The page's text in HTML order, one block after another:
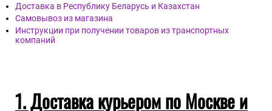
Доставка в Республику Беларусь и Казахстан
Самовывоз из магазина
Инструкции при получении товаров из транспортных
компаний
1. Доставка курьером по Москве и